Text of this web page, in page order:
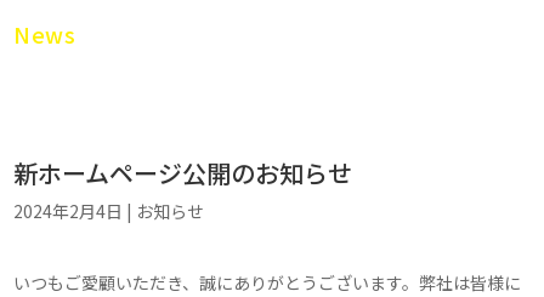
News
新ホームページ公開のお知らせ
2024年2月4日 | お知らせ
いつもご愛顧いただき、誠にありがとうございます。弊社は皆様に